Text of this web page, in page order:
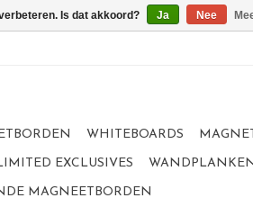
WHITEBOARDS
EXCLUSIVES
MAGNEETBORDEN
Is dat akkoord? Ja Nee